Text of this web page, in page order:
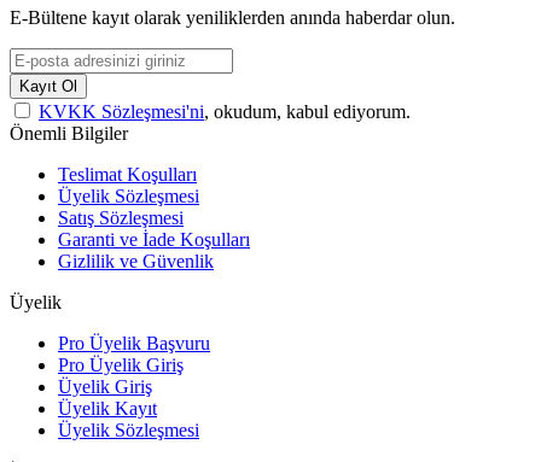
E-Bültene kayıt olarak yeniliklerden anında haberdar olun.
Kayıt Ol
KVKK Sözleşmesi'ni, okudum, kabul ediyorum.
Önemli Bilgiler
Teslimat Koşulları
Üyelik Sözleşmesi
Satış Sözleşmesi
Garanti ve İade Koşulları
Gizlilik ve Güvenlik
Üyelik
Pro Üyelik Başvuru
Pro Üyelik Giriş
Üyelik Giriş
Üyelik Kayıt
Üyelik Sözleşmesi